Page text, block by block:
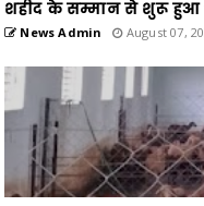
शहीद के सम्मान से शुरू हुआ
News Admin August 07,